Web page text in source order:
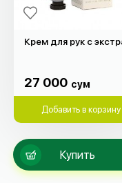
Купить
27 000 сум
Добавить в корзину